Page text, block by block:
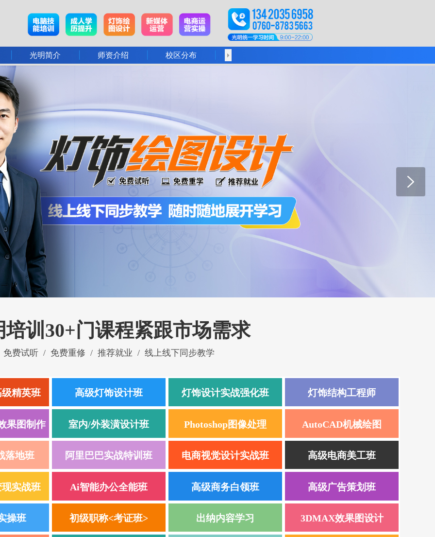
光明简介 师资介绍 校区分布
训 30+门课程紧跟市场需求
免费试听  /  免费重修
  /
推荐就业
  /  线上线下同步教学
精英班 高级灯饰设计班 灯饰设计实战强化班 灯饰结构工程师
果图制作 室内/外装潢设计班 Photoshop图像处理 AutoCAD机械绘图
落地班 阿里巴巴实战特训班 电商视觉设计实战班 高级电商美工班
实战班 Ai智能办公全能班 高级商务白领班 高级广告策划班
操班 初级职称<考证班> 出纳内容学习 3DMAX效果图设计